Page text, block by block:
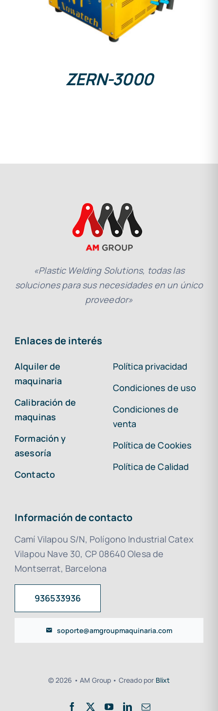
ZERN-3000
«Plastic Welding Solutions, todas las
soluciones para sus necesidades en un único
proveedor»
Enlaces de interés
Alquiler de
maquinaria
Calibración de
maquinas
Formación y
asesoría
Contacto
Política privacidad
Condiciones de uso
Condiciones de
venta
Política de Cookies
Política de Calidad
Información de contacto
Camí Vilapou S/N, Polígono Industrial Catex
Vilapou Nave 30, CP 08640 Olesa de
Montserrat, Barcelona
936533936
soporte@amgroupmaquinaria.com
© 2026 • AM Group • Creado por Blixt